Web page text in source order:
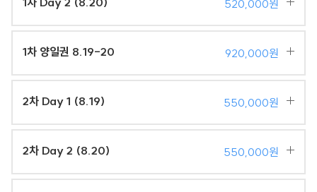
520,000원
1차 양일권 8.19-20 920,000원
2차 Day 1 (8.19) 550,000원
2차 Day 2 (8.20) 550,000원